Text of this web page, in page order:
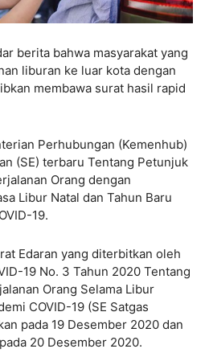
berita bahwa masyarakat yang
liburan ke luar kota dengan
membawa surat hasil rapid
Perhubungan (Kemenhub)
(SE) terbaru Tentang Petunjuk
Orang dengan
Libur Natal dan Tahun Baru
19.
Edaran yang diterbitkan oleh
19 No. 3 Tahun 2020 Tentang
Orang Selama Libur
COVID-19 (SE Satgas
pada 19 Desember 2020 dan
20 Desember 2020.